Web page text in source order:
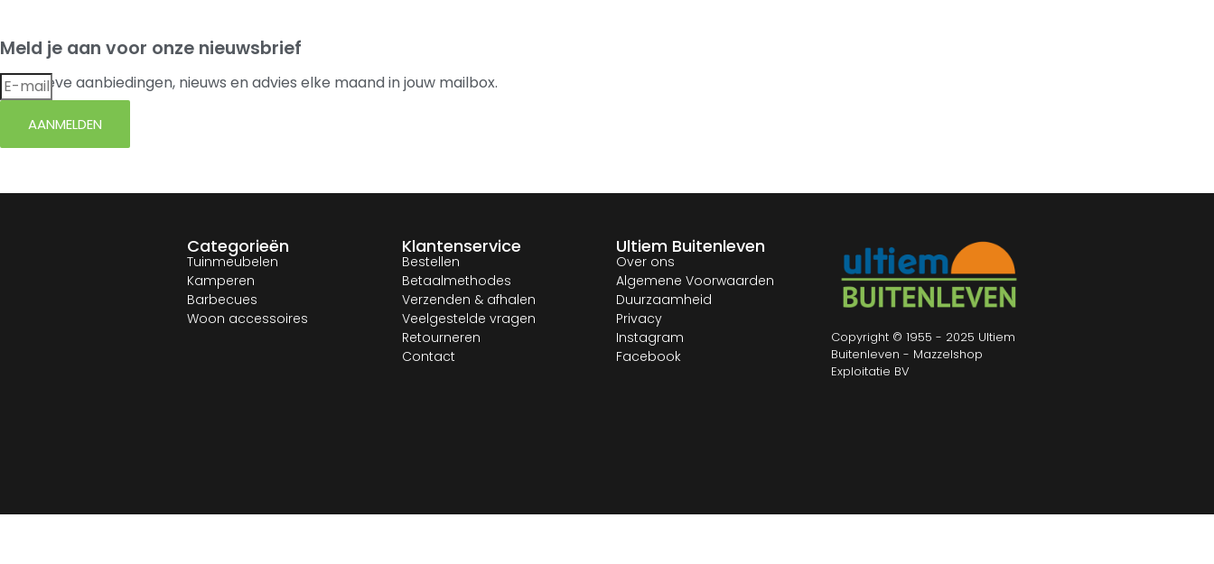
Meld je aan voor onze nieuwsbrief
Exclusieve aanbiedingen, nieuws en advies elke maand in jouw mailbox.
AANMELDEN
Categorieën
Tuinmeubelen
Kamperen
Barbecues
Woon accessoires
Klantenservice
Bestellen
Betaalmethodes
Verzenden & afhalen
Veelgestelde vragen
Retourneren
Contact
Ultiem Buitenleven
Over ons
Algemene Voorwaarden
Duurzaamheid
Privacy
Instagram
Facebook
Copyright © 1955 - 2025 Ultiem
Buitenleven - Mazzelshop
Exploitatie BV